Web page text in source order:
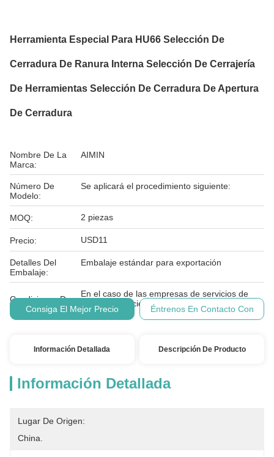
Herramienta Especial Para HU66 Selección De
Cerradura De Ranura Interna Selección De Cerrajería
De Herramientas Selección De Cerradura De Apertura
De Cerradura
Nombre De La
Marca:
AIMIN
Número De
Modelo:
Se aplicará el procedimiento siguiente:
MOQ: 2 piezas
Precio: USD11
Detalles Del
Embalaje:
Embalaje estándar para exportación
Condiciones De
Pago:
En el caso de las empresas de servicios de
telecomunicaciones, las empresas de servicios
de telecomu
Consiga El Mejor Precio Éntrenos En Contacto Con
Información Detallada Descripción De Producto
Información Detallada
Lugar De Origen:
China.